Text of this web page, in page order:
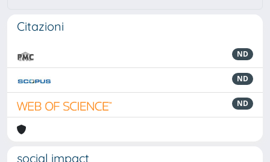
Citazioni
ND
ND
ND
social impact